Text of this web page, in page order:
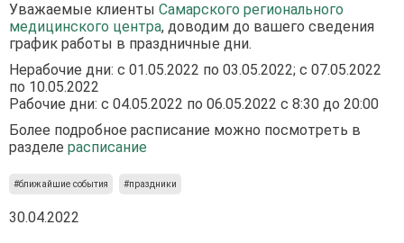
Уважаемые клиенты Самарского регионального
медицинского центра, доводим до вашего сведения
график работы в праздничные дни.
Нерабочие дни: с 01.05.2022 по 03.05.2022; с 07.05.2022
по 10.05.2022
Рабочие дни: с 04.05.2022 по 06.05.2022 с 8:30 до 20:00
Более подробное расписание можно посмотреть в
разделе расписание
#ближайшие события #праздники
30.04.2022